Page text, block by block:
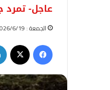
عاجل- تمرد
الجمعة : 2026/6/19
فيسبوك